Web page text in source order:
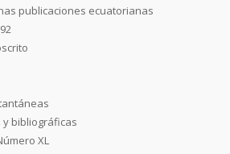
publicaciones ecuatorianas
bibliográficas
XL